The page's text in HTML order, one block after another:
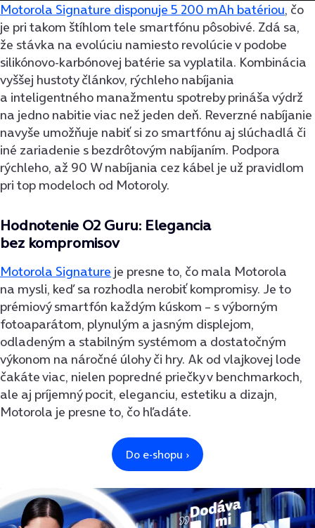
Motorola Signature disponuje 5 200 mAh batériou, čo
je pri takom štíhlom tele smartfónu pôsobivé. Zdá sa,
že stávka na evolúciu namiesto revolúcie v podobe
silikónovo-karbónovej batérie sa vyplatila. Kombinácia
vyššej hustoty článkov, rýchleho nabíjania
a inteligentného manažmentu spotreby prináša výdrž
na jedno nabitie viac než jeden deň. Reverzné nabíjanie
navyše umožňuje nabiť si zo smartfónu aj slúchadlá či
iné zariadenie s bezdrôtovým nabíjaním. Podpora
rýchleho, až 90 W nabíjania cez kábel je už pravidlom
pri top modeloch od Motoroly.
Hodnotenie O2 Guru: Elegancia
bez kompromisov
Motorola Signature je presne to, čo mala Motorola
na mysli, keď sa rozhodla nerobiť kompromisy. Je to
prémiový smartfón každým kúskom – s výborným
fotoaparátom, plynulým a jasným displejom,
odladeným a stabilným systémom a dostatočným
výkonom na náročné úlohy či hry. Ak od vlajkovej lode
čakáte viac, nielen popredné priečky v benchmarkoch,
ale aj príjemný pocit, eleganciu, estetiku a dizajn,
Motorola je presne to, čo hľadáte.